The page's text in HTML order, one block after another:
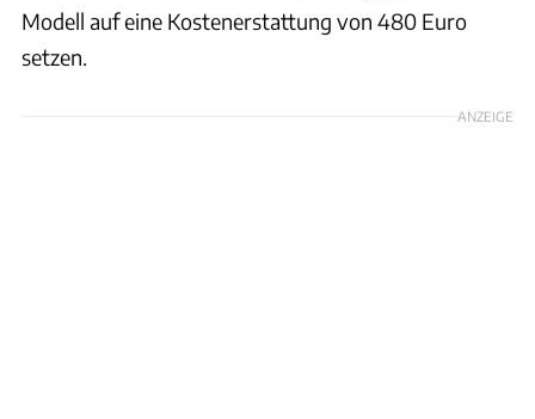
Modell auf eine Kostenerstattung von 480 Euro
setzen.
ANZEIGE